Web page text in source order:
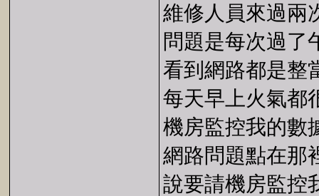
維修人員來過兩
問題是每次過了
看到網路都是整
每天早上火氣都
機房監控我的數
網路問題點在那
說要請機房監控